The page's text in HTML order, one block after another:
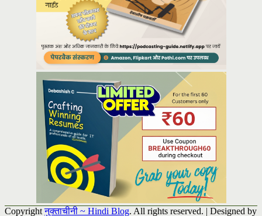
Copyrightनुक्ताचीनी ~ Hindi Blog. All rights reserved. | Designed by